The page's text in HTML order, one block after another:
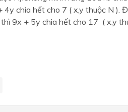
chia hết cho 7 ( x,y thuộc N ).
9x + 5y chia hết cho 17 ( x,y